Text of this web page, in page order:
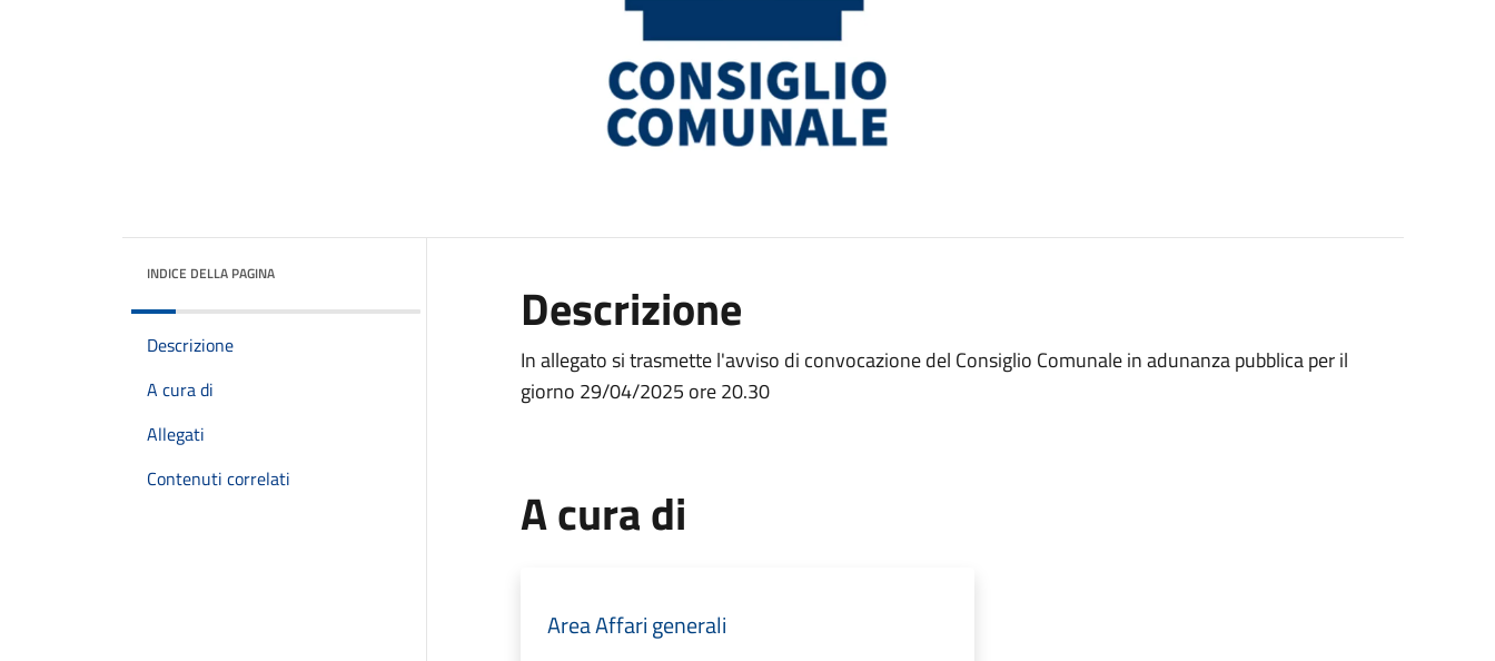
INDICE DELLA PAGINA
Descrizione
A cura di
Allegati
Contenuti correlati
Descrizione
In allegato si trasmette l'avviso di convocazione del Consiglio Comunale in adunanza pubblica per il
giorno 29/04/2025 ore 20.30
A cura di
Area Affari generali